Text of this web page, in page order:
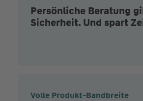
Persönliche Beratung
Sicherheit. Und spart
Volle Produkt-Bandbreite